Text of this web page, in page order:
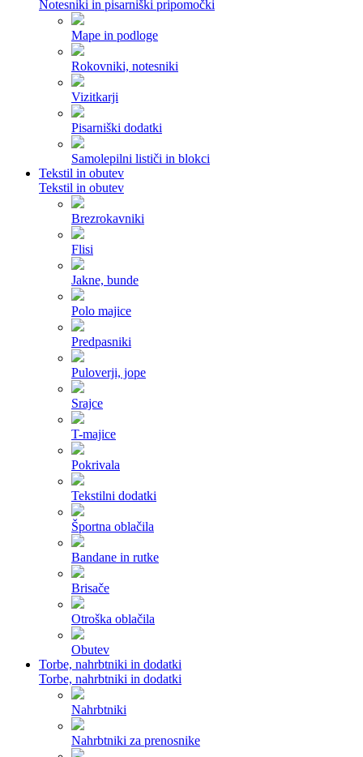
Notesniki in pisarniški pripomočki
Mape in podloge
Rokovniki, notesniki
Vizitkarji
Pisarniški dodatki
Samolepilni lističi in blokci
Tekstil in obutev
Tekstil in obutev
Brezrokavniki
Flisi
Jakne, bunde
Polo majice
Predpasniki
Puloverji, jope
Srajce
T-majice
Pokrivala
Tekstilni dodatki
Športna oblačila
Bandane in rutke
Brisače
Otroška oblačila
Obutev
Torbe, nahrbtniki in dodatki
Torbe, nahrbtniki in dodatki
Nahrbtniki
Nahrbtniki za prenosnike